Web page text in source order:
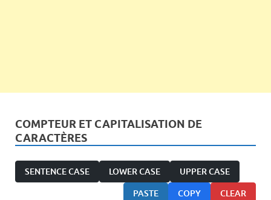
COMPTEUR ET CAPITALISATION DE
CARACTÈRES
SENTENCE CASE LOWER CASE UPPER CASE
PASTE COPY CLEAR